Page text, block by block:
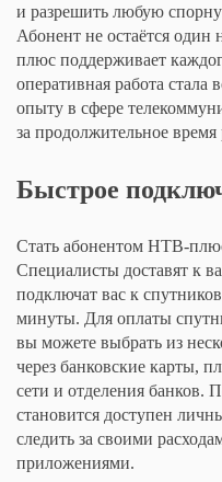
и разрешить любую
Абонент не остаётся
плюс поддерживает
оперативная работа
опыту в сфере
за продолжительное время
Быстрое
Стать абонентом НТВ-
Специалисты доставят к
подключат вас к
минуты. Для оплаты
вы можете выбрать из
через банковские карты,
сети и отделения банков.
становится доступен
следить за своими
приложениями.